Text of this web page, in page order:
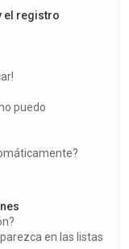
el registro
puedo
en las listas